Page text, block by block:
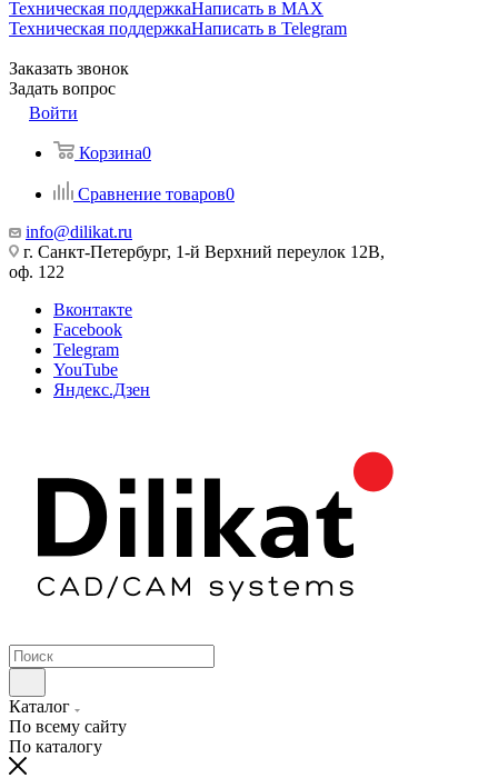
Техническая поддержкаНаписать в MAX
Техническая поддержкаНаписать в Telegram
Заказать звонок
Задать вопрос
Войти
Корзина0
Сравнение товаров0
info@dilikat.ru
г. Санкт-Петербург, 1-й Верхний переулок 12В,
оф. 122
Вконтакте
Facebook
Telegram
YouTube
Яндекс.Дзен
Каталог
По всему сайту
По каталогу